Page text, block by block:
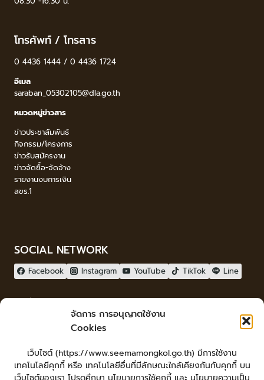
จัดการ การอนุญาตใช้งาน
Cookies
เว็บไซต์ (https://www.seemamongkol.go.th) มีการใช้งาน
เทคโนโลยีคุกกี้ หรือ เทคโนโลยีอื่นที่มีลักษณะใกล้เคียงกันกับคุกกี้ บน
โทรศัพท์ / โทรสาร
0 4436 1444 / 0 4436 1724
อีเมล
saraban_05302105@dla.go.th
หมวดหมู่ข่าวสาร
ข่าวประชาสัมพันธ์
กิจกรรม/โครงการ
ข่าวรับสมัครงาน
ข่าวจัดซื้อ-จัดจ้าง
รายงานงบการเงิน
สขร.1
SOCIAL NETWORK
Facebook Instagram YouTube TikTok Line
LopburiWebdesign.com
Login